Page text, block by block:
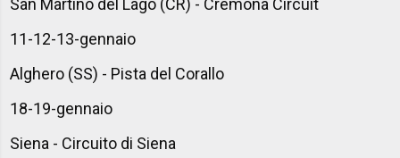
San Martino del Lago (CR) - Cremona Circuit
11-12-13-gennaio
Alghero (SS) - Pista del Corallo
18-19-gennaio
Siena - Circuito di Siena